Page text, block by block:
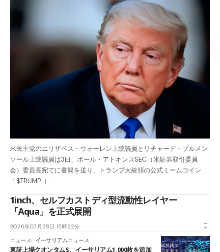
米民主党のエリザベス・ウォーレン上院議員とリチャード・ブルメン
ソール上院議員は3日、ポール・アトキンスSEC（米証券取引委員
会）委員長宛てに書簡を送り、トランプ大統領の公式ミームコイン
「$TRUMP（…
1inch、セルフカストディ型流動性レイヤー
「Aqua」を正式展開
2026年07月29日 15時22分
ニュース
イーサリアムニュース
東証上場クオンタムS、イーサリアム1,000枚を追加